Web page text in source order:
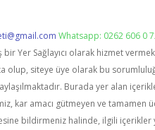
Whatsapp: 0262 606 0
bir Yer Sağlayıcı olarak hizmet
siteye üye olarak bu
Burada yer alan
kar amacı gütmeyen ve
bildirmeniz halinde, ilgili içerikler